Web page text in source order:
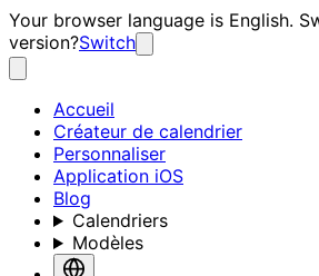
Your browser language is English.
version?Switch
Accueil
Créateur de calendrier
Personnaliser
Application iOS
Blog
Calendriers
Modèles